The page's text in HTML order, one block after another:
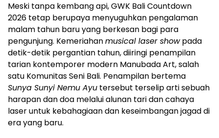
Meski tanpa kembang api, GWK Bali Countdown
2026 tetap berupaya menyuguhkan pengalaman
malam tahun baru yang berkesan bagi para
pengunjung. Kemeriahanmusical laser showpada
detik-detik pergantian tahun, diiringi penampilan
tarian kontemporer modern Manubada Art, salah
satu Komunitas Seni Bali. Penampilan bertema
Sunya Sunyi Nemu Ayu tersebut terselip arti sebuah
harapan dan doa melalui alunan tari dan cahaya
laser untuk kebahagiaan dan keseimbangan jagad di
era yang baru.